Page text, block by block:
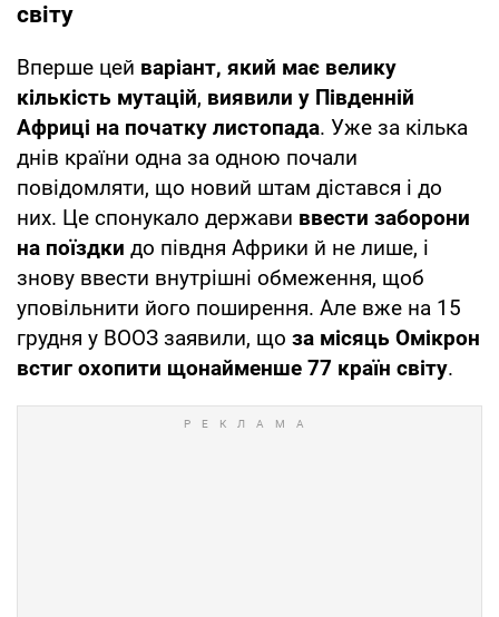
світу
Вперше цей варіант, який має велику
кількість мутацій, виявили у Південній
Африці на початку листопада. Уже за кілька
днів країни одна за одною почали
повідомляти, що новий штам дістався і до
них. Це спонукало держави ввести заборони
на поїздки до півдня Африки й не лише, і
знову ввести внутрішні обмеження, щоб
уповільнити його поширення. Але вже на 15
грудня у ВООЗ заявили, що за місяць Омікрон
встиг охопити щонайменше 77 країн світу.